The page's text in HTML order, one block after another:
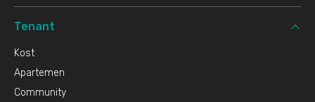
Tenant
Kost
Apartemen
Community